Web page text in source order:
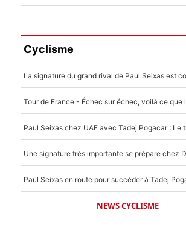
Cyclisme
NEWS CYCLISME